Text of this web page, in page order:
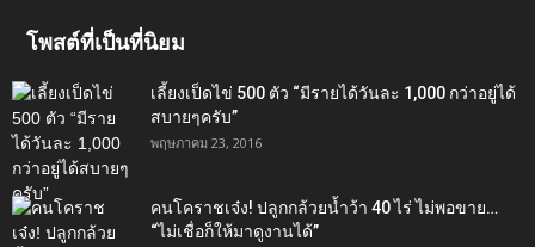
โพสต์ที่เป็นที่นิยม
เลี้ยงเป็ดไข่ 500 ตัว “มีรายได้วันละ 1,000 กว่าอยู่ได้
สบายๆครับ”
พฤษภาคม 23, 2016
คนโคราชเจ๋ง! ปลูกกล้วยน้ำว้า 40 ไร่ ไม่พอขาย…
“ไม่เชื่อก็ให้มาดูงานได้”‬